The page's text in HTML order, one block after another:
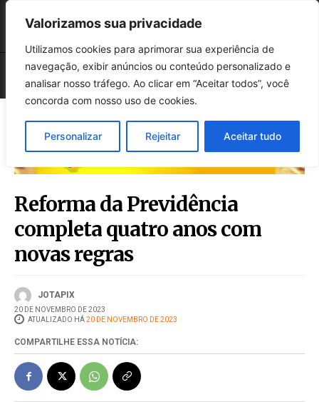
Valorizamos sua privacidade
Utilizamos cookies para aprimorar sua experiência de
navegação, exibir anúncios ou conteúdo personalizado e
analisar nosso tráfego. Ao clicar em “Aceitar todos”, você
concorda com nosso uso de cookies.
Personalizar Rejeitar Aceitar tudo
Reforma da Previdência
completa quatro anos com
novas regras
JOTAPIX
20 DE NOVEMBRO DE 2023
ATUALIZADO HÁ20 DE NOVEMBRO DE 2023
COMPARTILHE ESSA NOTÍCIA: